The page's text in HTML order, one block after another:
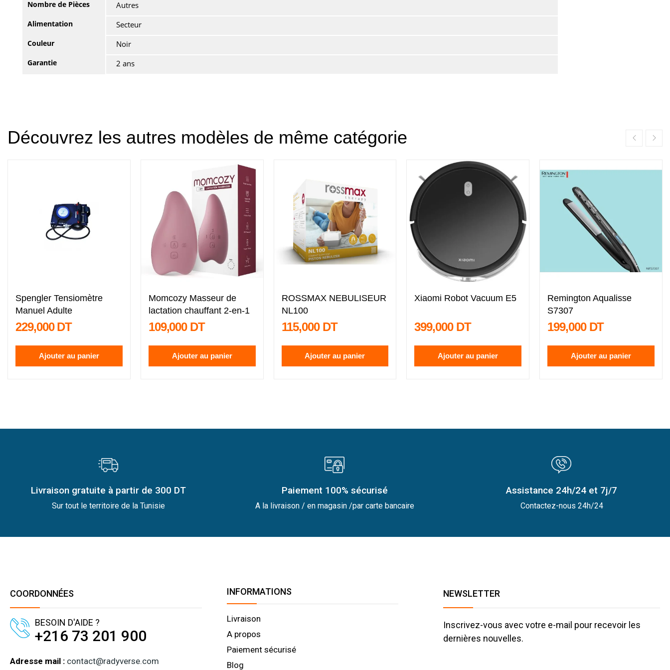
Nombre de Pièces Autres
Alimentation Secteur
Couleur Noir
Garantie 2 ans
Découvrez les autres modèles de même catégorie
Spengler Tensiomètre
Manuel Adulte
229,000 DT
Ajouter au panier
Momcozy Masseur de
lactation chauffant 2-en-1
109,000 DT
Ajouter au panier
ROSSMAX NEBULISEUR
NL100
115,000 DT
Ajouter au panier
Xiaomi Robot Vacuum E5
399,000 DT
Ajouter au panier
Remington Aqualisse
S7307
199,000 DT
Ajouter au panier
Livraison gratuite à partir de 300 DT
Sur tout le territoire de la Tunisie
Paiement 100% sécurisé
A la livraison / en magasin /par carte bancaire
Assistance 24h/24 et 7j/7
Contactez-nous 24h/24
COORDONNÉES
BESOIN D'AIDE ?
+216 73 201 900
Adresse mail : contact@radyverse.com
INFORMATIONS
Livraison
A propos
Paiement sécurisé
Blog
NEWSLETTER
Inscrivez-vous avec votre e-mail pour recevoir les
dernières nouvelles.